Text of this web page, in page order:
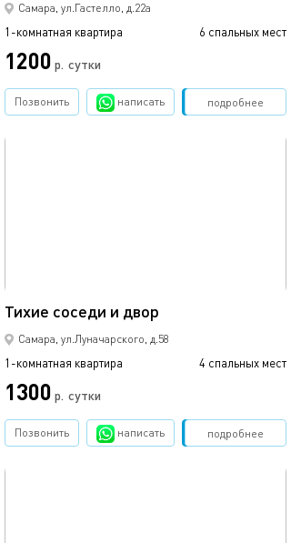
Самара, ул.Гастелло, д.22а
1-комнатная квартира 6 спальных мест
1200 р. сутки
подробнее
Позвонить написать Забронировать
Тихие соседи и двор
Самара, ул.Луначарского, д.58
1-комнатная квартира 4 спальных мест
1300 р. сутки
подробнее
Позвонить написать Забронировать